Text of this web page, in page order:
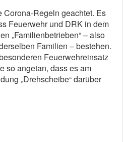
Corona-Regeln geachtet. Es
Feuerwehr und DRK in dem
„Familienbetrieben“ – also
Familien – bestehen.
Feuerwehreinsatz
so angetan, dass es am
„Drehscheibe“ darüber